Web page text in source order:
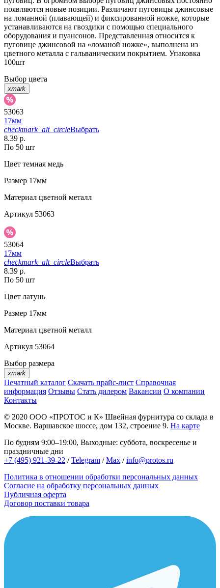
появляются новые позиции. Различают пуговицы джинсовые
на ломанной (плавающей) и фиксированной ножке, которые
устанавливаются на гвоздики с помощью специального
оборудования и пуансонов. Представленная относится к
пуговице джинсовой на «ломаной ножке», выполнена из
цветного металла с гальваническим покрытием. Упаковка
100шт
Выбор цвета
xmark
53063
17мм
checkmark_alt_circleВыбрать
8.39 р.
По 50 шт
Цвет темная медь
Размер 17мм
Материал цветной металл
Артикул 53063
53064
17мм
checkmark_alt_circleВыбрать
8.39 р.
По 50 шт
Цвет латунь
Размер 17мм
Материал цветной металл
Артикул 53064
Выбор размера
xmark
Печатный каталог Скачать прайс-лист Справочная
информация Отзывы Стать дилером Вакансии О компании
Контакты
© 2020 ООО «ПРОТОС и К» Швейная фурнитура со склада в
Москве. Варшавское шоссе, дом 132, строение 9. На карте
По будням 9:00–19:00, Выходные: суббота, воскресенье и
праздничные дни
+7 (495) 921-39-22 /Telegram /Max /info@protos.ru
Политика в отношении обработки персональных данных
Согласие на обработку персональных данных
Публичная оферта
Договор поставки товара